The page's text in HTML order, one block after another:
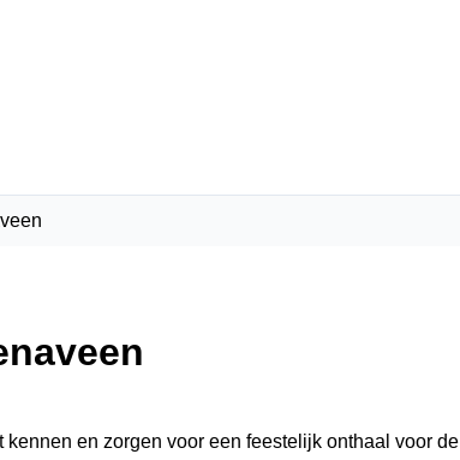
en zorgen voor een feestelijk onthaal voor de